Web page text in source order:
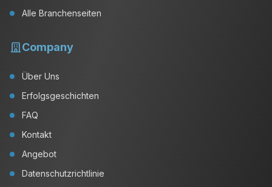
Alle Branchenseiten
Company
Über Uns
Erfolgsgeschichten
FAQ
Kontakt
Angebot
Datenschutzrichtlinie